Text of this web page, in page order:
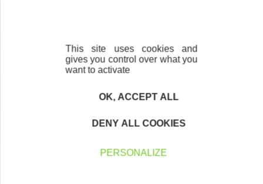
Vous souhaitez aider de jeunes
entrepreneurs ?
This site uses cookies and
gives you control over what you
want to activate
OK, ACCEPT ALL
DENY ALL COOKIES
PERSONALIZE